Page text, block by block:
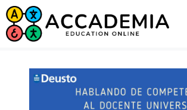
Saltar
al
contenido